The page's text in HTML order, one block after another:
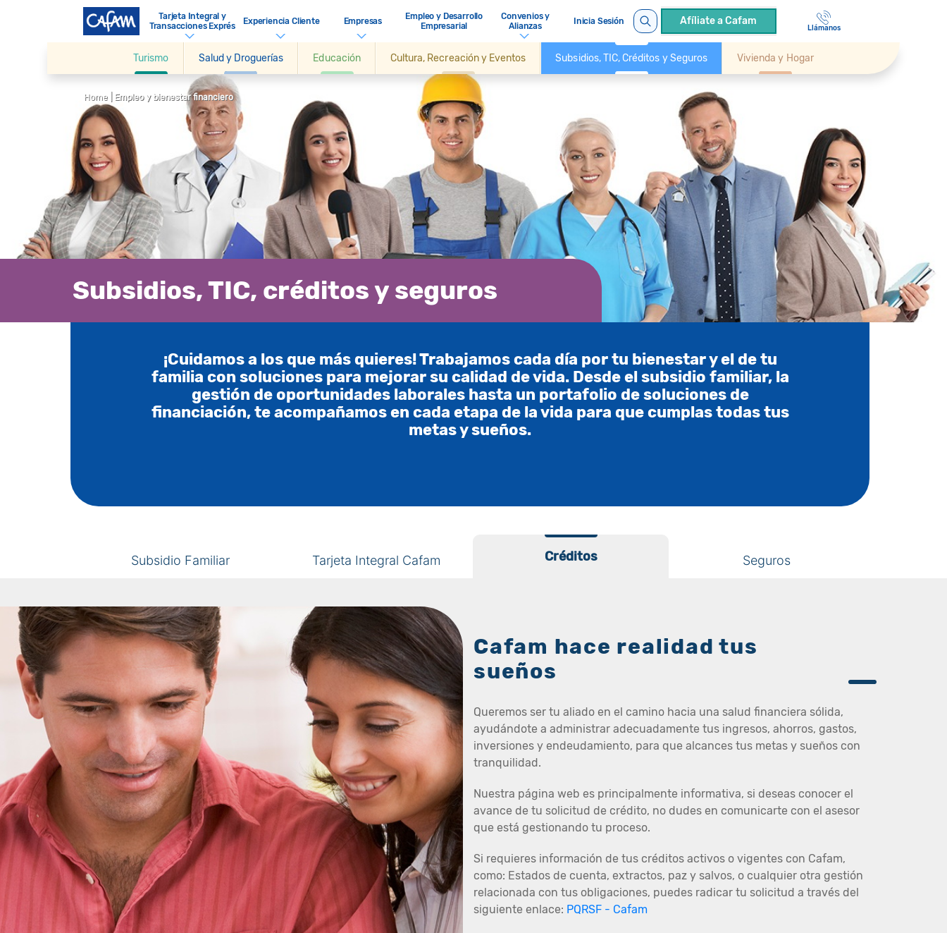
Llámanos
Tarjeta Integral y
Transacciones Exprés
Experiencia Cliente Empresas
Empleo y Desarrollo
Empresarial
Convenios y
Alianzas
Inicia Sesión Afíliate a Cafam
Turismo Salud y Droguerías Educación Cultura, Recreación y Eventos Subsidios, TIC, Créditos y Seguros Vivienda y Hogar
Home| Empleo y bienestar financiero
Subsidios, TIC, créditos y seguros
¡Cuidamos a los que más quieres! Trabajamos cada día por tu bienestar y el de tu
familia con soluciones para mejorar su calidad de vida. Desde el subsidio familiar, la
gestión de oportunidades laborales hasta un portafolio de soluciones de
financiación, te acompañamos en cada etapa de la vida para que cumplas todas tus
metas y sueños.
Subsidio Familiar Tarjeta Integral Cafam Créditos
Créditos Seguros
Cafam hace realidad tus
sueños
Queremos ser tu aliado en el camino hacia una salud financiera sólida,
ayudándote a administrar adecuadamente tus ingresos, ahorros, gastos,
inversiones y endeudamiento, para que alcances tus metas y sueños con
tranquilidad.
Nuestra página web es principalmente informativa, si deseas conocer el
avance de tu solicitud de crédito, no dudes en comunicarte con el asesor
que está gestionando tu proceso.
Si requieres información de tus créditos activos o vigentes con Cafam,
como: Estados de cuenta, extractos, paz y salvos, o cualquier otra gestión
relacionada con tus obligaciones, puedes radicar tu solicitud a través del
siguiente enlace: PQRSF - Cafam